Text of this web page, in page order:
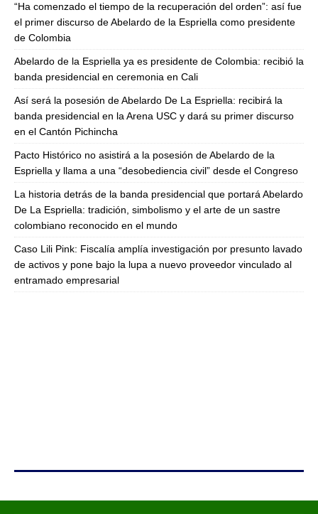
“Ha comenzado el tiempo de la recuperación del orden”: así fue
el primer discurso de Abelardo de la Espriella como presidente
de Colombia
Abelardo de la Espriella ya es presidente de Colombia: recibió la
banda presidencial en ceremonia en Cali
Así será la posesión de Abelardo De La Espriella: recibirá la
banda presidencial en la Arena USC y dará su primer discurso
en el Cantón Pichincha
Pacto Histórico no asistirá a la posesión de Abelardo de la
Espriella y llama a una “desobediencia civil” desde el Congreso
La historia detrás de la banda presidencial que portará Abelardo
De La Espriella: tradición, simbolismo y el arte de un sastre
colombiano reconocido en el mundo
Caso Lili Pink: Fiscalía amplía investigación por presunto lavado
de activos y pone bajo la lupa a nuevo proveedor vinculado al
entramado empresarial